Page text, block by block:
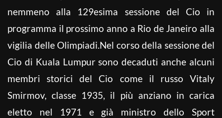
nemmeno alla 129esima sessione del Cio in
programma il prossimo anno a Rio de Janeiro alla
vigilia delle Olimpiadi.Nel corso della sessione del
Cio di Kuala Lumpur sono decaduti anche alcuni
membri storici del Cio come il russo Vitaly
Smirmov, classe 1935, il più anziano in carica
eletto nel 1971 e già ministro dello Sport